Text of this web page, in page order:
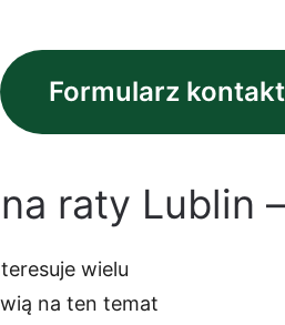
Formularz
raty Lublin
wielu
na ten temat